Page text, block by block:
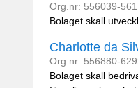
Org.nr: 556039-
Bolaget skall
Charlotte da
Org.nr: 556880-
Bolaget skall